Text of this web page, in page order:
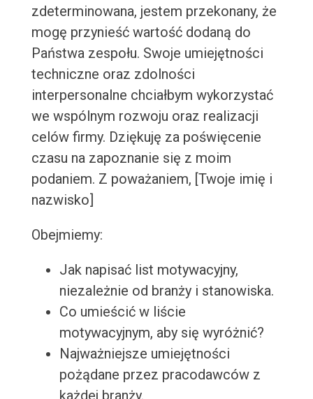
zdeterminowana, jestem przekonany, że
mogę przynieść wartość dodaną do
Państwa zespołu. Swoje umiejętności
techniczne oraz zdolności
interpersonalne chciałbym wykorzystać
we wspólnym rozwoju oraz realizacji
celów firmy. Dziękuję za poświęcenie
czasu na zapoznanie się z moim
podaniem. Z poważaniem, [Twoje imię i
nazwisko]
Obejmiemy:
Jak napisać list motywacyjny,
niezależnie od branży i stanowiska.
Co umieścić w liście
motywacyjnym, aby się wyróżnić?
Najważniejsze umiejętności
pożądane przez pracodawców z
każdej branży.